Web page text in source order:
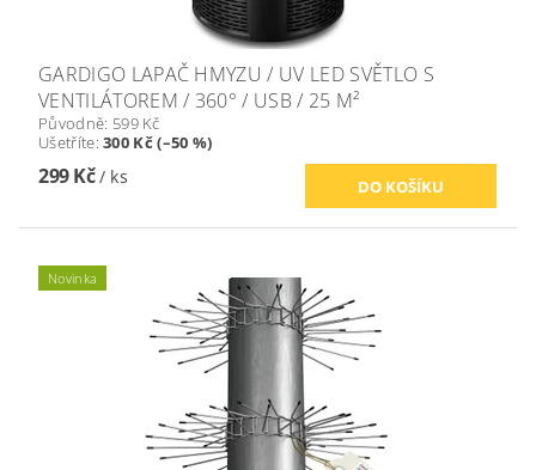
GARDIGO LAPAČ HMYZU / UV LED SVĚTLO S
VENTILÁTOREM / 360° / USB / 25 M²
Původně: 599 Kč
Ušetříte:300 Kč (–50 %)
299 Kč/ ks
Novinka